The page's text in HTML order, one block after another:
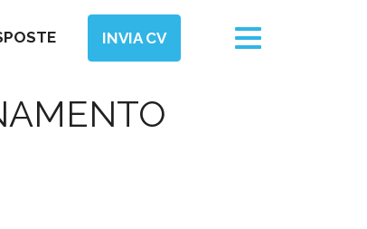
INVIA CV
Toggle
navigation